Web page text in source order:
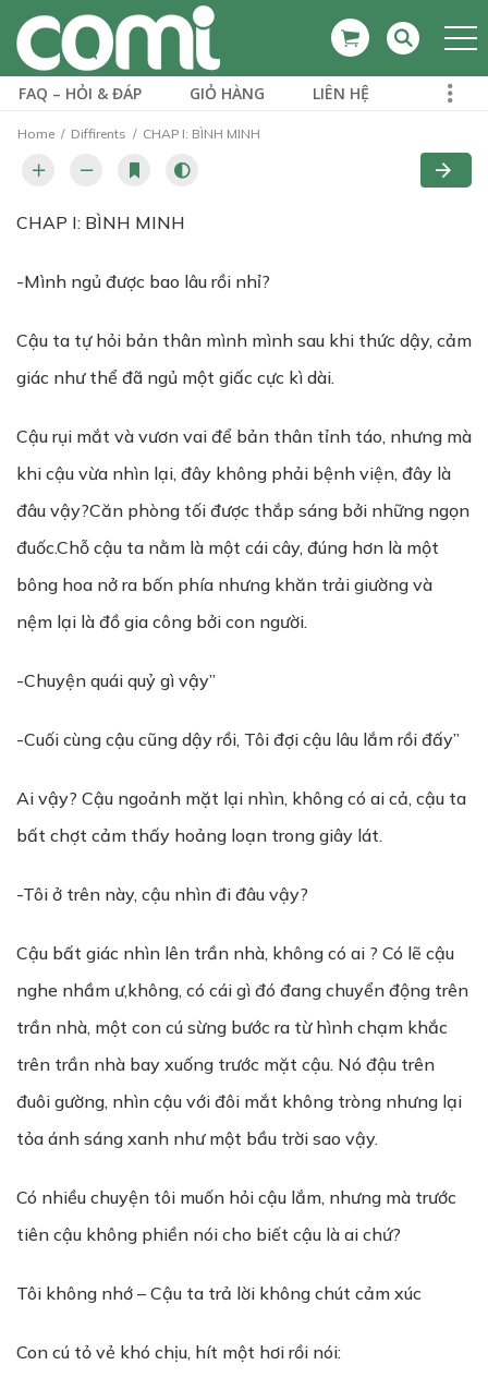
FAQ – HỎI & ĐÁP GIỎ HÀNG LIÊN HỆ
Home Diffirents CHAP I: BÌNH MINH
CHAP I: BÌNH MINH
-Mình ngủ được bao lâu rồi nhỉ?
Cậu ta tự hỏi bản thân mình mình sau khi thức dậy, cảm
giác như thể đã ngủ một giấc cực kì dài.
Cậu rụi mắt và vươn vai để bản thân tỉnh táo, nhưng mà
khi cậu vừa nhìn lại, đây không phải bệnh viện, đây là
đâu vậy?Căn phòng tối được thắp sáng bởi những ngọn
đuốc.Chỗ cậu ta nằm là một cái cây, đúng hơn là một
bông hoa nở ra bốn phía nhưng khăn trải giường và
nệm lại là đồ gia công bởi con người.
-Chuyện quái quỷ gì vậy”
-Cuối cùng cậu cũng dậy rồi, Tôi đợi cậu lâu lắm rồi đấy”
Ai vậy? Cậu ngoảnh mặt lại nhìn, không có ai cả, cậu ta
bất chợt cảm thấy hoảng loạn trong giây lát.
-Tôi ở trên này, cậu nhìn đi đâu vậy?
Cậu bất giác nhìn lên trần nhà, không có ai ? Có lẽ cậu
nghe nhầm ư,không, có cái gì đó đang chuyển động trên
trần nhà, một con cú sừng bước ra từ hình chạm khắc
trên trần nhà bay xuống trước mặt cậu. Nó đậu trên
đuôi gường, nhìn cậu với đôi mắt không tròng nhưng lại
tỏa ánh sáng xanh như một bầu trời sao vậy.
Có nhiều chuyện tôi muốn hỏi cậu lắm, nhưng mà trước
tiên cậu không phiền nói cho biết cậu là ai chứ?
Tôi không nhớ – Cậu ta trả lời không chút cảm xúc
Con cú tỏ vẻ khó chịu, hít một hơi rồi nói: